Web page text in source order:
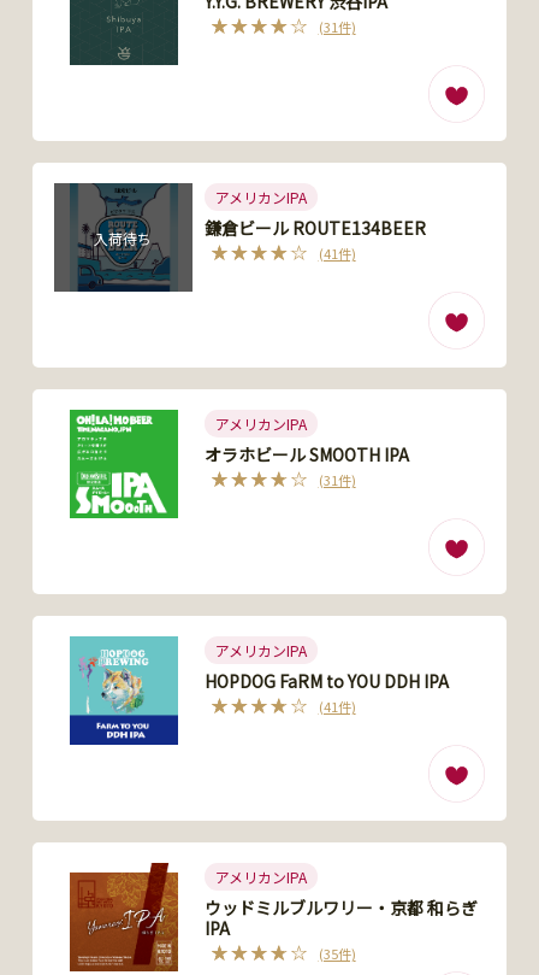
(31件)
入荷待ち
アメリカンIPA
鎌倉ビール ROUTE134BEER
(41件)
アメリカンIPA
オラホビール SMOOTH IPA
(31件)
アメリカンIPA
HOPDOG FaRM to YOU DDH IPA
(41件)
アメリカンIPA
ウッドミルブルワリー・京都 和らぎ
IPA
(35件)